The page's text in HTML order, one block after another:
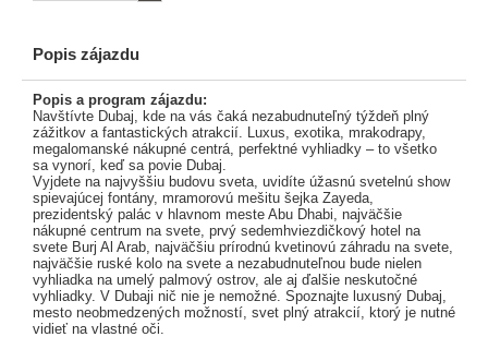
Popis zájazdu
Popis a program zájazdu:
Navštívte Dubaj, kde na vás čaká nezabudnuteľný týždeň plný
zážitkov a fantastických atrakcií. Luxus, exotika, mrakodrapy,
megalomanské nákupné centrá, perfektné vyhliadky – to všetko
sa vynorí, keď sa povie Dubaj.
Vyjdete na najvyššiu budovu sveta, uvidíte úžasnú svetelnú show
spievajúcej fontány, mramorovú mešitu šejka Zayeda,
prezidentský palác v hlavnom meste Abu Dhabi, najväčšie
nákupné centrum na svete, prvý sedemhviezdičkový hotel na
svete Burj Al Arab, najväčšiu prírodnú kvetinovú záhradu na svete,
najväčšie ruské kolo na svete a nezabudnuteľnou bude nielen
vyhliadka na umelý palmový ostrov, ale aj ďalšie neskutočné
vyhliadky. V Dubaji nič nie je nemožné. Spoznajte luxusný Dubaj,
mesto neobmedzených možností, svet plný atrakcií, ktorý je nutné
vidieť na vlastné oči.